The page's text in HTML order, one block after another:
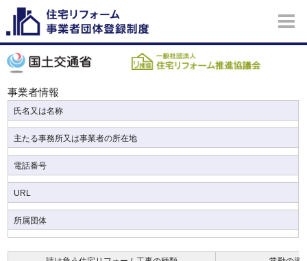
事業者情報
氏名又は名称
主たる事務所又は事業者の所在地
電話番号
URL
所属団体